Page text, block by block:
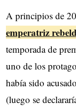
A principios de
emperatriz
temporada de
uno de los
había sido
(luego se